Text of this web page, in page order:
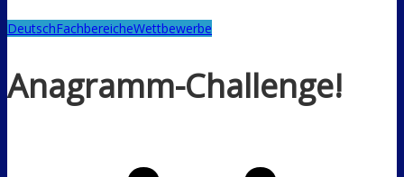
DeutschFachbereicheWettbewerbe
Anagramm-Challenge!